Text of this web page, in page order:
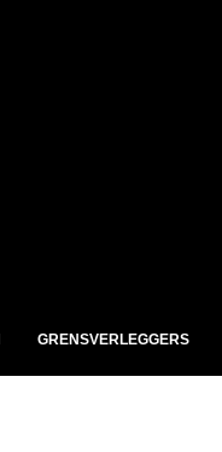
GRENSVERLEGGERS